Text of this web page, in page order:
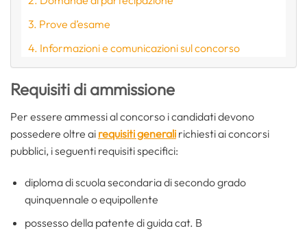
Prove d’esame
Informazioni e comunicazioni sul concorso
Requisiti di ammissione
Per essere ammessi al concorso i candidati devono
possedere oltre ai requisiti generali richiesti ai concorsi
pubblici, i seguenti requisiti specifici:
diploma di scuola secondaria di secondo grado
quinquennale o equipollente
possesso della patente di guida cat. B